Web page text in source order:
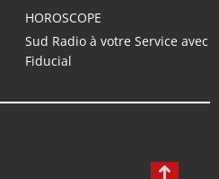
HOROSCOPE
Sud Radio à votre Service avec
Fiducial